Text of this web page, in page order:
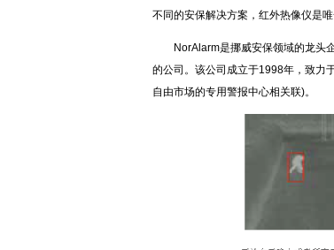
不同的安保解决方案，红外热像仪是
NorAlarm是挪威安保领域的龙头
的公司。该公司成立于1998年，致力
自由市场的专用警报中心相关联)。